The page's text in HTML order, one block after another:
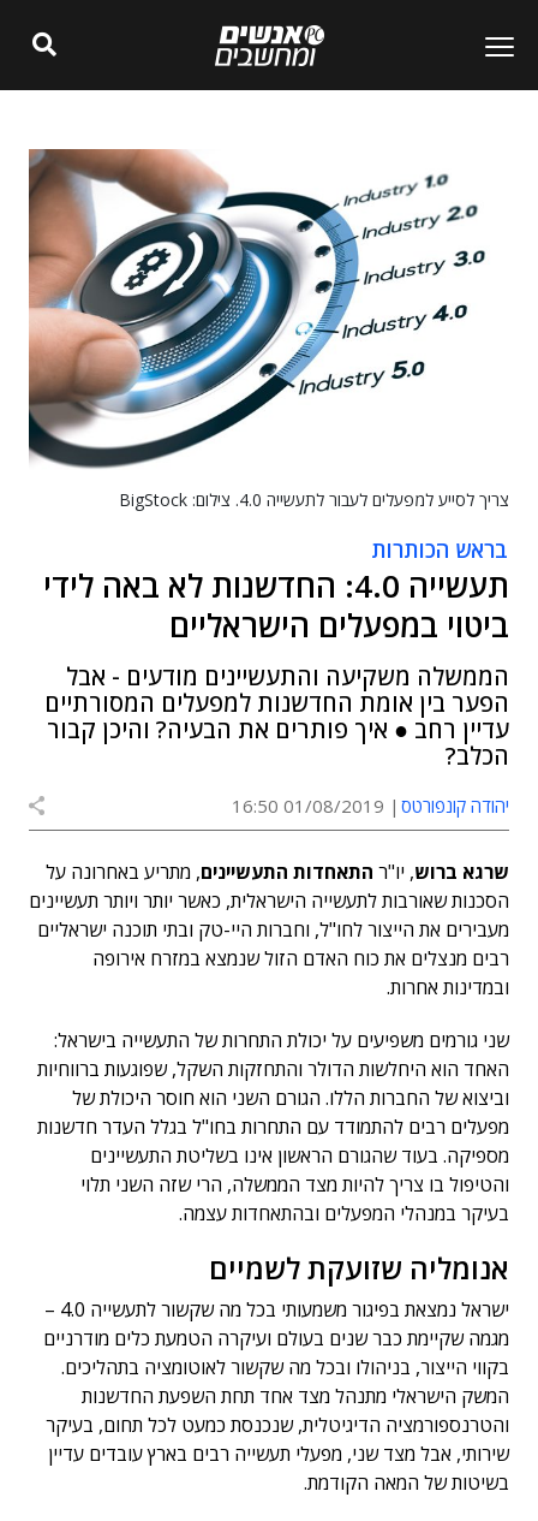
צריך לסייע למפעלים לעבור לתעשייה 4.0. צילום: BigStock
בראש הכותרות
תעשייה 4.0: החדשנות לא באה לידי
ביטוי במפעלים הישראליים
הממשלה משקיעה והתעשיינים מודעים - אבל
הפער בין אומת החדשנות למפעלים המסורתיים
עדיין רחב ● איך פותרים את הבעיה? והיכן קבור
הכלב?
יהודה קונפורטס 01/08/2019 16:50
שרגא ברוש, יו"ר התאחדות התעשיינים, מתריע באחרונה על
הסכנות שאורבות לתעשייה הישראלית, כאשר יותר ויותר תעשיינים
מעבירים את הייצור לחו"ל, וחברות היי-טק ובתי תוכנה ישראליים
רבים מנצלים את כוח האדם הזול שנמצא במזרח אירופה
ובמדינות אחרות.
שני גורמים משפיעים על יכולת התחרות של התעשייה בישראל:
האחד הוא היחלשות הדולר והתחזקות השקל, שפוגעות ברווחיות
וביצוא של החברות הללו. הגורם השני הוא חוסר היכולת של
מפעלים רבים להתמודד עם התחרות בחו"ל בגלל העדר חדשנות
מספיקה. בעוד שהגורם הראשון אינו בשליטת התעשיינים
והטיפול בו צריך להיות מצד הממשלה, הרי שזה השני תלוי
בעיקר במנהלי המפעלים ובהתאחדות עצמה.
אנומליה שזועקת לשמיים
ישראל נמצאת בפיגור משמעותי בכל מה שקשור לתעשייה 4.0 –
מגמה שקיימת כבר שנים בעולם ועיקרה הטמעת כלים מודרניים
בקווי הייצור, בניהולו ובכל מה שקשור לאוטומציה בתהליכים.
המשק הישראלי מתנהל מצד אחד תחת השפעת החדשנות
והטרנספורמציה הדיגיטלית, שנכנסת כמעט לכל תחום, בעיקר
שירותי, אבל מצד שני, מפעלי תעשייה רבים בארץ עובדים עדיין
בשיטות של המאה הקודמת.